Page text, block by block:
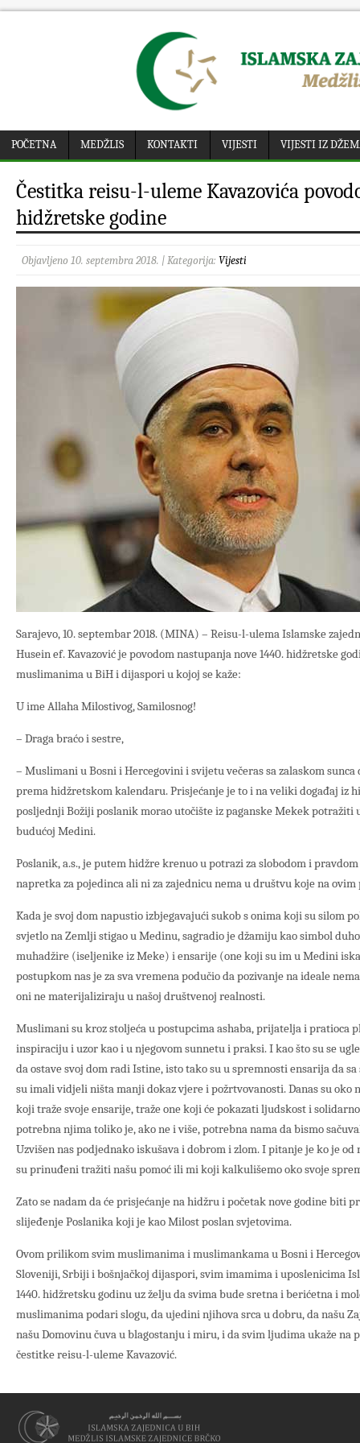
POČETNA MEDŽLIS KONTAKTI VIJESTI VIJESTI IZ
Čestitka reisu-l-uleme Kavazovića
hidžretske godine
Objavljeno 10. septembra 2018. | Kategorija: Vijesti
Sarajevo, 10. septembar 2018. (MINA) – Reisu-l-ulema Islamske
Husein ef. Kavazović je povodom nastupanja nove 1440. hidžretske
muslimanima u BiH i dijaspori u kojoj se kaže:
U ime Allaha Milostivog, Samilosnog!
– Draga braćo i sestre,
– Muslimani u Bosni i Hercegovini i svijetu večeras sa zalaskom sunca
prema hidžretskom kalendaru. Prisjećanje je to i na veliki događaj iz
posljednji Božiji poslanik morao utočište iz paganske Mekek potražiti
budućoj Medini.
Poslanik, a.s., je putem hidžre krenuo u potrazi za slobodom i
napretka za pojedinca ali ni za zajednicu nema u društvu koje na
Kada je svoj dom napustio izbjegavajući sukob s onima koji su silom
svjetlo na Zemlji stigao u Medinu, sagradio je džamiju kao simbol
muhadžire (iseljenike iz Meke) i ensarije (one koji su im u Medini
postupkom nas je za sva vremena podučio da pozivanje na ideale
oni ne materijaliziraju u našoj društvenoj realnosti.
Muslimani su kroz stoljeća u postupcima ashaba, prijatelja i pratioca
inspiraciju i uzor kao i u njegovom sunnetu i praksi. I kao što su se
da ostave svoj dom radi Istine, isto tako su u spremnosti ensarija da
su imali vidjeli ništa manji dokaz vjere i požrtvovanosti. Danas su oko
koji traže svoje ensarije, traže one koji će pokazati ljudskost i
potrebna njima toliko je, ako ne i više, potrebna nama da bismo
Uzvišen nas podjednako iskušava i dobrom i zlom. I pitanje je ko je od
su prinuđeni tražiti našu pomoć ili mi koji kalkulišemo oko svoje
Zato se nadam da će prisjećanje na hidžru i početak nove godine biti
slijeđenje Poslanika koji je kao Milost poslan svjetovima.
Ovom prilikom svim muslimanima i muslimankama u Bosni i
Sloveniji, Srbiji i bošnjačkoj dijaspori, svim imamima i uposlenicima
1440. hidžretsku godinu uz želju da svima bude sretna i berićetna i
muslimanima podari slogu, da ujedini njihova srca u dobru, da našu
našu Domovinu čuva u blagostanju i miru, i da svim ljudima ukaže na
čestitke reisu-l-uleme Kavazović.